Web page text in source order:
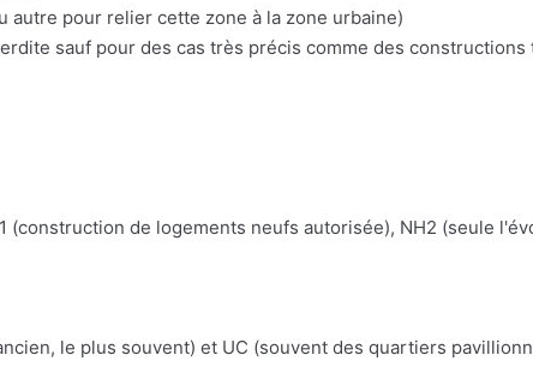
pour relier cette zone à la zone urbaine)
sauf pour des cas très précis comme des
de logements neufs autorisée), NH2 (seule
le plus souvent) et UC (souvent des quartiers